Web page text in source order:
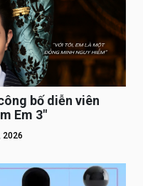
bố diễn viên
Em 3″
2026